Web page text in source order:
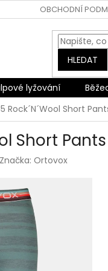
OBCHODNÍ
HLEDAT
lyžování
Rock´N´Wool Short
Short
Značka:Ortovox